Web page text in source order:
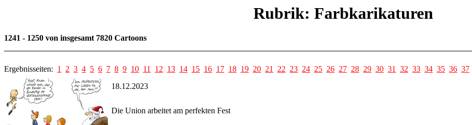
Rubrik: Farbkarikaturen
1241 - 1250 von insgesamt 7820 Cartoons
Ergebnisseiten: 1 2 3 4 5 6 7 8 9 10 11 12 13 14 15 16 17 18 19 20 21 22 23 24 25 26 27 28 29 30 31 32 33 34 35 36 37
18.12.2023
Die Union arbeitet am perfekten Fest